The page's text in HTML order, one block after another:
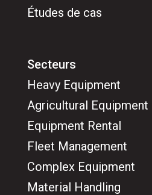
Études de cas
Secteurs
Heavy Equipment
Agricultural Equipment
Equipment Rental
Fleet Management
Complex Equipment
Material Handling